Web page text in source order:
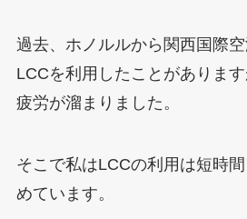
過去、ホノルルから関西国際
LCCを利用したことがありま
疲労が溜まりました。
そこで私はLCCの利用は短時
めています。